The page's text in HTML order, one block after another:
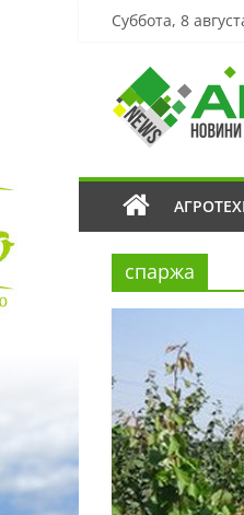
Суббота, 8
спаржа